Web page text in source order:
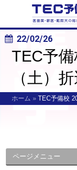
22/02/26
TEC予
（土）
ホーム » TEC予備校
ページメニュー